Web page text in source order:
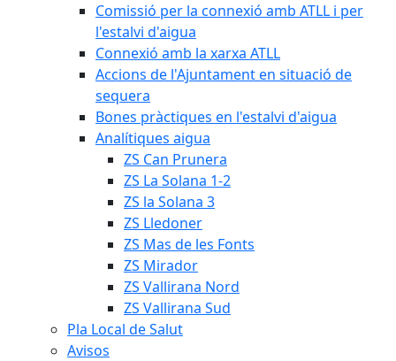
Comissió per la connexió amb ATLL i per
l'estalvi d'aigua
Connexió amb la xarxa ATLL
Accions de l'Ajuntament en situació de
sequera
Bones pràctiques en l'estalvi d'aigua
Analítiques aigua
ZS Can Prunera
ZS La Solana 1-2
ZS la Solana 3
ZS Lledoner
ZS Mas de les Fonts
ZS Mirador
ZS Vallirana Nord
ZS Vallirana Sud
Pla Local de Salut
Avisos